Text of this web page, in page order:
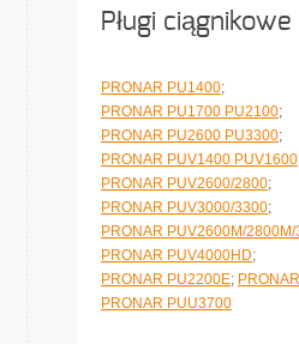
Pługi ciągnikowe
PRONAR PU1400;
PRONAR PU1700 PU2100;
PRONAR PU2600 PU3300;
PRONAR PUV1400 PUV1600
PRONAR PUV2600/2800;
PRONAR PUV3000/3300;
PRONAR PUV2600M/
PRONAR PUV4000HD;
PRONAR PU2200E;
PRONAR PUU3700